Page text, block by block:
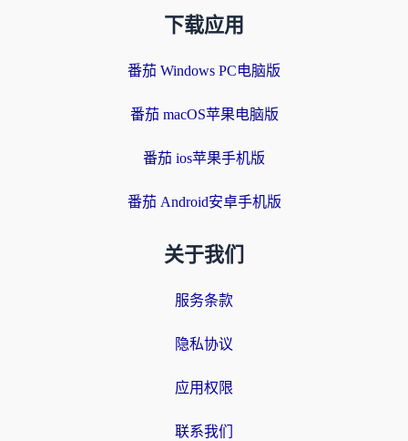
下载应用
番茄 Windows PC电脑版
番茄 macOS苹果电脑版
番茄 ios苹果手机版
番茄 Android安卓手机版
关于我们
服务条款
隐私协议
应用权限
联系我们